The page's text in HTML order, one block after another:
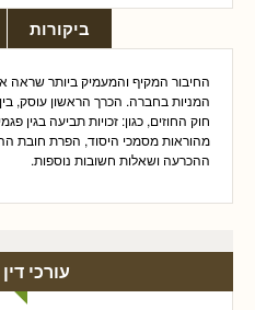
ביקורות
החיבור המקיף והמעמיק ביותר שראה
המניות בחברה. הכרך הראשון עוסק,
חוק החוזים, כגון: זכויות תביעה בגין
מהוראות מסמכי היסוד, הפרת חובת
ההכרעה ושאלות חשובות נוספות.
עורכי